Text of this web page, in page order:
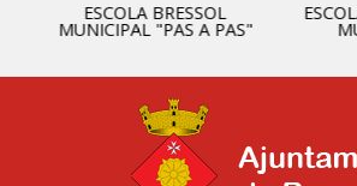
ESCOLA BRESSOL
MUNICIPAL "PAS A PAS"